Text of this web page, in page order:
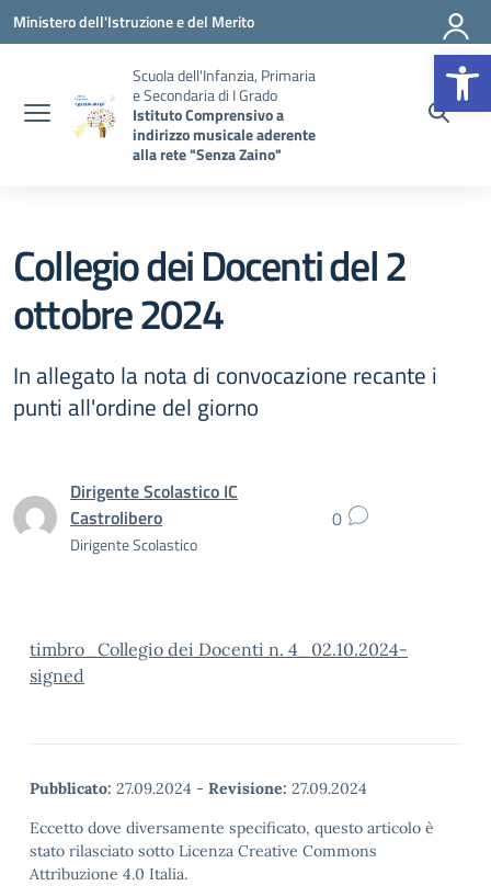
Vai ai contenuti
Vai al menu di navigazione
Vai al footer
Ministero dell'Istruzione e del Merito
Scuola dell'Infanzia, Primaria
e Secondaria di I Grado
Istituto Comprensivo a
indirizzo musicale aderente
alla rete "Senza Zaino"
Collegio dei Docenti del 2
ottobre 2024
In allegato la nota di convocazione recante i
punti all'ordine del giorno
Dirigente Scolastico IC
Castrolibero
Dirigente Scolastico
0
timbro_Collegio dei Docenti n. 4_02.10.2024-
signed
Pubblicato: 27.09.2024 - Revisione: 27.09.2024
Eccetto dove diversamente specificato, questo articolo è
stato rilasciato sotto Licenza Creative Commons
Attribuzione 4.0 Italia.